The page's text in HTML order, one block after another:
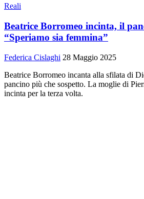
Reali
Beatrice Borromeo incinta, il
“Speriamo sia femmina”
Federica Cislaghi 28 Maggio 2025
Beatrice Borromeo incanta alla sfilata di
pancino più che sospetto. La moglie di
incinta per la terza volta.